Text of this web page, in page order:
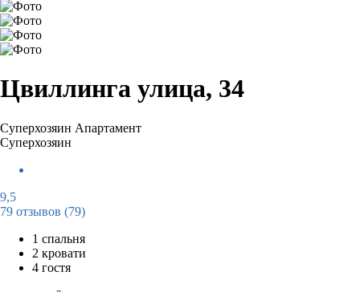
Цвиллинга улица, 34
Суперхозяин Апартамент
Суперхозяин
9,5
79 отзывов (79)
1 спальня
2 кровати
4 гостя